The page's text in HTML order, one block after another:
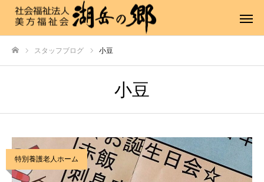
スタッフブログ 小豆
小豆
特別養護老人ホーム